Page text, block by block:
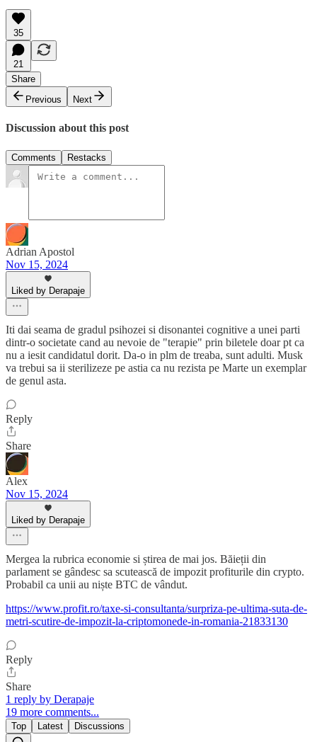
35
21
Share
Previous
Next
Discussion about this post
Comments Restacks
Adrian Apostol
Nov 15, 2024
Liked by Derapaje
Iti dai seama de gradul psihozei si disonantei cognitive a unei parti
dintr-o societate cand au nevoie de "terapie" prin biletele doar pt ca
nu a iesit candidatul dorit. Da-o in plm de treaba, sunt adulti. Musk
va trebui sa ii sterilizeze pe astia ca nu rezista pe Marte un exemplar
de genul asta.
Reply
Share
Alex
Nov 15, 2024
Liked by Derapaje
Mergea la rubrica economie si știrea de mai jos. Băieții din
parlament se gândesc sa scutească de impozit profiturile din crypto.
Probabil ca unii au niște BTC de vândut.
https://www.profit.ro/taxe-si-consultanta/surpriza-pe-ultima-suta-de-
metri-scutire-de-impozit-la-criptomonede-in-romania-21833130
Reply
Share
1 reply by Derapaje
19 more comments...
Top Latest Discussions